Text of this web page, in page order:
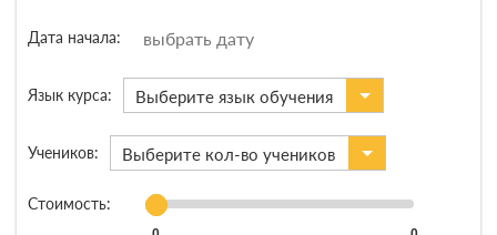
Дата начала:
Язык курса: Выберите язык обучения
Учеников: Выберите кол-во учеников
Стоимость: